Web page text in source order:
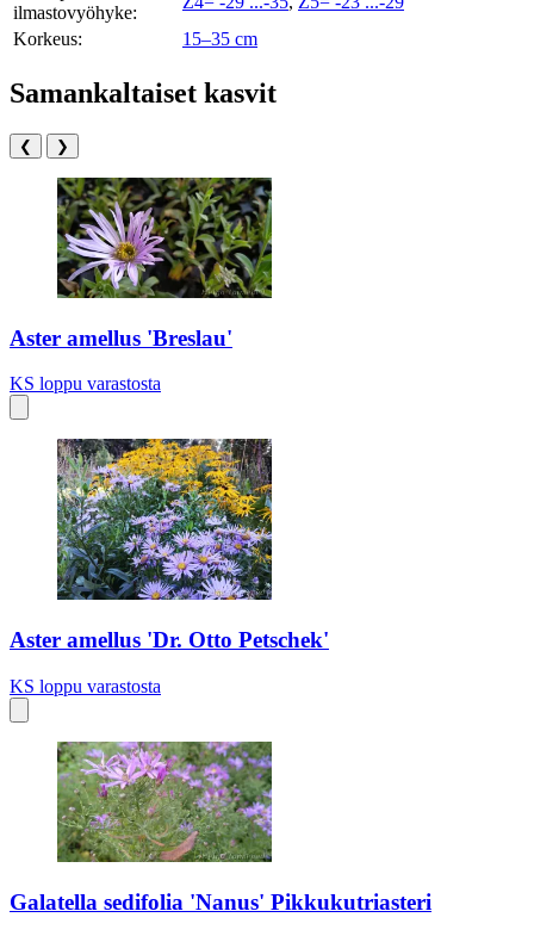
ilmastovyöhyke:
Korkeus:
15–35 cm
Samankaltaiset kasvit
❮ ❯
Aster amellus 'Breslau'
KS loppu varastosta
Aster amellus 'Dr. Otto Petschek'
KS loppu varastosta
Galatella sedifolia 'Nanus' Pikkukutriasteri